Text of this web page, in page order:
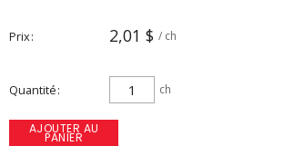
Prix 2,01 $ / ch
Quantité ch
AJOUTER AU
PANIER